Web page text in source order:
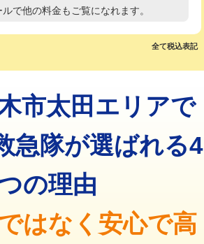
埋め戻し作業） 11,000円~
上） 66,000円
さ10㎝超え） 38,500円
10㎝まで） 27,500円
38,500円
16,500円
現地調査
で 33,000円
3m超え +3,300円
8,800円
処理・清掃・修
11,000円
処理・清掃・修
22,000円
ルで他の料金もご覧になれます。
全て税込表記
市太田エリアで
急隊が選ばれる4
の理由
はなく安心で高